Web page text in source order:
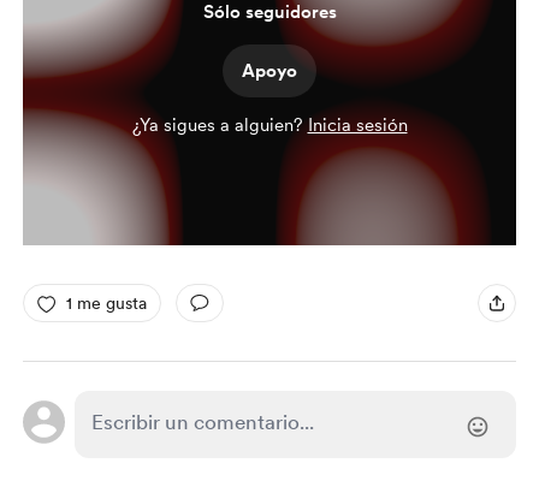
Sólo seguidores
Apoyo
¿Ya sigues a alguien?Inicia sesión
1 me gusta